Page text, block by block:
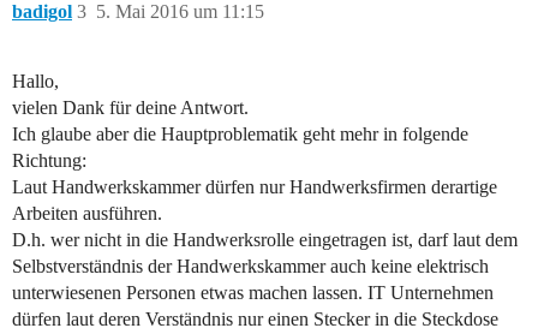
badigol 5. Mai 2016 um 11:15
3
Hallo,
vielen Dank für deine Antwort.
Ich glaube aber die Hauptproblematik geht mehr in folgende
Richtung:
Laut Handwerkskammer dürfen nur Handwerksfirmen derartige
Arbeiten ausführen.
D.h. wer nicht in die Handwerksrolle eingetragen ist, darf laut dem
Selbstverständnis der Handwerkskammer auch keine elektrisch
unterwiesenen Personen etwas machen lassen. IT Unternehmen
dürfen laut deren Verständnis nur einen Stecker in die Steckdose